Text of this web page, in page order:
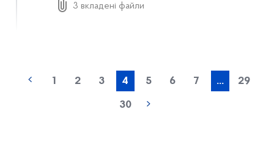
3 вкладені файли
1 2 3 4 5 6 7 ... 29
30